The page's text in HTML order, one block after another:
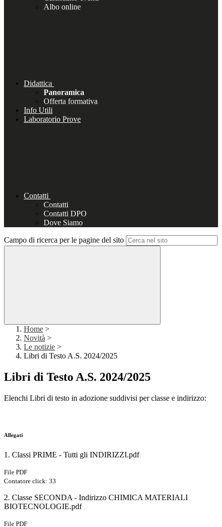
Albo online
Didattica
Panoramica
Offerta formativa
Info Utili
Laboratorio Prove
Contatti
Contatti
Contatti DPO
Dove Siamo
Campo di ricerca per le pagine del sito
Home >
Novità >
Le notizie >
Libri di Testo A.S. 2024/2025
Libri di Testo A.S. 2024/2025
Elenchi Libri di testo in adozione suddivisi per classe e indirizzo:
Allegati
1. Classi PRIME - Tutti gli INDIRIZZI.pdf
File PDF
Contatore click: 33
2. Classe SECONDA - Indirizzo CHIMICA MATERIALI
BIOTECNOLOGIE.pdf
File PDF